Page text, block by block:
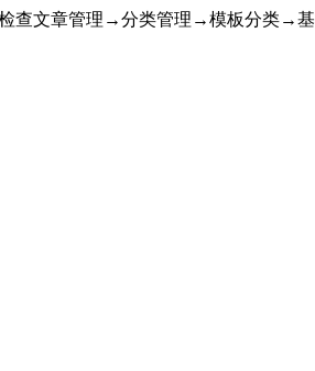
查文章管理→分类管理→模板分类→